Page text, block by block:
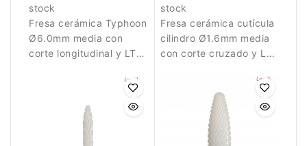
stock
Fresa cerámica Typhoon
Ø6.0mm media con
corte longitudinal y LT
stock
Fresa cerámica cutícula
cilindro Ø1.6mm media
con corte cruzado y LT